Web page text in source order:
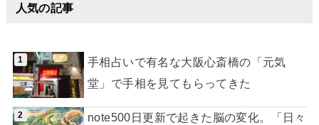
人気の記事
手相占いで有名な大阪心斎橋の「元気
堂」で手相を見てもらってきた
note500日更新で起きた脳の変化。「日々